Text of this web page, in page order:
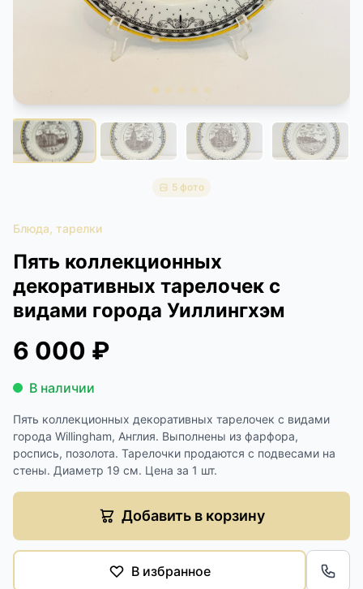
КОНТАКТЫ
ДОСТАВКА И ОПЛАТА
5 фото
Блюда, тарелки
Пять коллекционных
декоративных тарелочек с
видами города Уиллингхэм
6 000 ₽
В наличии
Пять коллекционных декоративных тарелочек с видами
города Willingham, Англия. Выполнены из фарфора,
роспись, позолота. Тарелочки продаются с подвесами на
стены. Диаметр 19 см. Цена за 1 шт.
Добавить в корзину
В избранное